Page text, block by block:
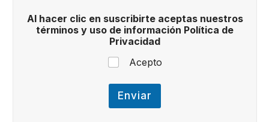
n
f
o
m
c
i
ó
Al hacer clic en suscribirte aceptas nuestros
términos y uso de información Política de
Privacidad
Acepto
Enviar